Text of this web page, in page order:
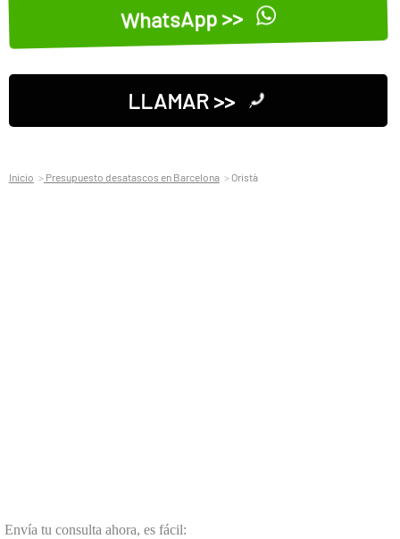
WhatsApp >>
LLAMAR >>
Inicio Presupuesto desatascos en Barcelona Oristà
Envía tu consulta ahora, es fácil: